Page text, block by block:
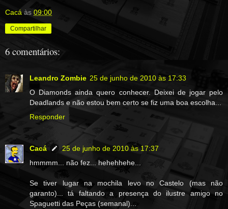
Cacá às 09:00
Compartilhar
6 comentários:
Leandro Zombie 25 de junho de 2010 às 17:33
O Diamonds ainda quero conhecer. Deixei de jogar pelo
Deadlands e não estou bem certo se fiz uma boa escolha...
Responder
Cacá
25 de junho de 2010 às 17:37
hmmmm... não fez... hehehhehe...
Se tiver lugar na mochila levo no Castelo (mas não
garanto)... tá faltando a presença do ilustre amigo no
Spaguetti das Peças (semanal)...